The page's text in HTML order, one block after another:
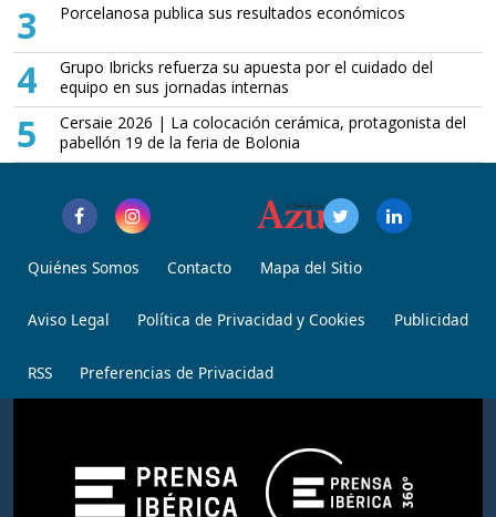
3 Porcelanosa publica sus resultados económicos
4
Grupo Ibricks refuerza su apuesta por el cuidado del
equipo en sus jornadas internas
5
Cersaie 2026 | La colocación cerámica, protagonista del
pabellón 19 de la feria de Bolonia
Quiénes Somos Contacto Mapa del Sitio
Aviso Legal Política de Privacidad y Cookies Publicidad
RSS Preferencias de Privacidad